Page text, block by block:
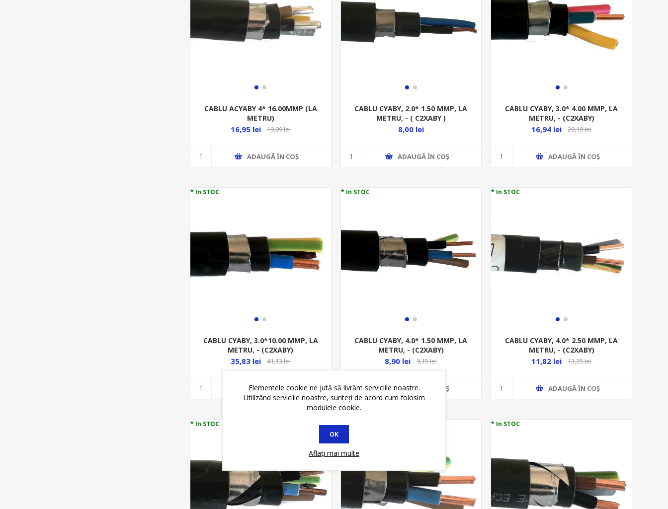
CABLU ACYABY 4* 16.00MMP (LA
METRU)
16,95 lei 19,09 lei
ADAUGĂ ȊN COŞ
CABLU CYABY, 2.0* 1.50 MMP, LA
METRU, - ( C2XABY )
8,00 lei
ADAUGĂ ȊN COŞ
CABLU CYABY, 3.0* 4.00 MMP, LA
METRU, - (C2XABY)
16,94 lei 20,19 lei
ADAUGĂ ȊN COŞ
* In STOC
CABLU CYABY, 3.0*10.00 MMP, LA
METRU, - (C2XABY)
35,83 lei 41,13 lei
ADAUGĂ ȊN COŞ
* In STOC
CABLU CYABY, 4.0* 1.50 MMP, LA
METRU, - (C2XABY)
8,90 lei 9,15 lei
ADAUGĂ ȊN COŞ
* In STOC
CABLU CYABY, 4.0* 2.50 MMP, LA
METRU, - (C2XABY)
11,82 lei 13,35 lei
ADAUGĂ ȊN COŞ
* In STOC * In STOC * In STOC
Elementele cookie ne jută să livrăm serviciile noastre.
Utilizând serviciile noastre, sunteți de acord cum folosim
modulele cookie.
OK
Aflați mai multe